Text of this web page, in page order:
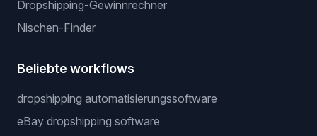
Dropshipping-Gewinnrechner
Nischen-Finder
Beliebte workflows
dropshipping automatisierungssoftware
eBay dropshipping software